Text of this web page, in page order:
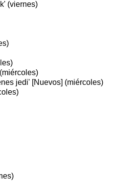
(viernes)
jedi' [Nuevos] (miércoles)